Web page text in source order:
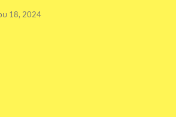
18, 2024